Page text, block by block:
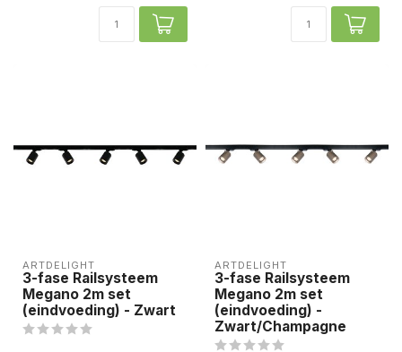
ARTDELIGHT
3-fase Railsysteem
Megano 2m set
(eindvoeding) - Zwart
ARTDELIGHT
3-fase Railsysteem
Megano 2m set
(eindvoeding) -
Zwart/Champagne